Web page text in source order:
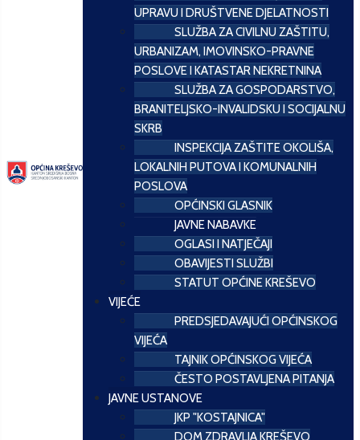
UPRAVU I DRUŠTVENE DJELATNOSTI
SLUŽBA ZA CIVILNU ZAŠTITU,
URBANIZAM, IMOVINSKO-PRAVNE
POSLOVE I KATASTAR NEKRETNINA
SLUŽBA ZA GOSPODARSTVO,
BRANITELJSKO-INVALIDSKU I SOCIJALNU
SKRB
INSPEKCIJA ZAŠTITE OKOLIŠA,
LOKALNIH PUTOVA I KOMUNALNIH
POSLOVA
OPĆINSKI GLASNIK
JAVNE NABAVKE
OGLASI I NATJEČAJI
OBAVIJESTI SLUŽBI
STATUT OPĆINE KREŠEVO
VIJEĆE
PREDSJEDAVAJUĆI OPĆINSKOG
VIJEĆA
TAJNIK OPĆINSKOG VIJEĆA
ČESTO POSTAVLJENA PITANJA
JAVNE USTANOVE
JKP "KOSTAJNICA"
DOM ZDRAVLJA KREŠEVO